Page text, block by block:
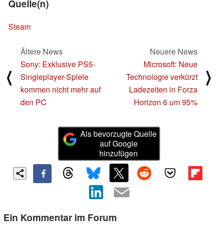
Quelle(n)
Steam
⟨
Ältere News
Sony: Exklusive PS5-
Singleplayer-Spiele
kommen nicht mehr auf
den PC
Neuere News
Microsoft: Neue
Technologie verkürzt
Ladezeiten in Forza
Horizon 6 um 95%
⟩
Als bevorzugte Quelle
auf Google
hinzufügen
Ein Kommentar im Forum